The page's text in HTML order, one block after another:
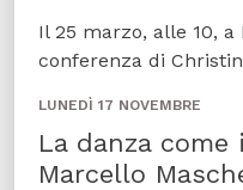
Il 25 marzo, alle 10, a
conferenza di
LUNEDÌ 17 NOVEMBRE
La danza
Marcello